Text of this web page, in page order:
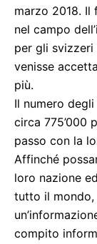
marzo 2018.
nel campo
per gli svizzeri
venisse
più.
Il numero
circa 775’000
passo con la
Affinché
loro nazione
tutto il mondo,
compito